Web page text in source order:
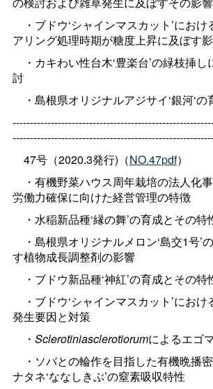
・ブドウ‘シャインマスカット’におけ
アリング処理時期が糖度上昇に及ぼす
・カキわい性台木‘豊楽台’の緑枝挿し
討
・島根県オリジナルアジサイ‘銀河‘の
47号（2020.3発行)（NO.47pdf）
・有機野菜ハウス周年栽培の法人化
労働力確保に向けた経営管理の特徴
・水稲新品種‘縁の舞’の育成とその特
・島根県オリジナルメロン‘島交1号’
す植物成長調整剤の影響
・ブドウ新品種‘神紅’の育成とその特
・ブドウ‘シャインマスカット’にお
発生要因と対策
・ Sclerotiniasclerotiorumによるエゴ
・ソバとの輪作を目指した有機晩播
ナタネ‘ななしきぶ’の窒素吸収特性